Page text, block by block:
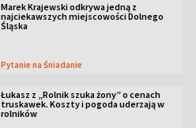
Marek Krajewski odkrywa jedną z
najciekawszych miejscowości Dolnego
Śląska
Pytanie na Śniadanie
Łukasz z „Rolnik szuka żony” o cenach
truskawek. Koszty i pogoda uderzają w
rolników